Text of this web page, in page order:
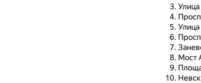
Мост